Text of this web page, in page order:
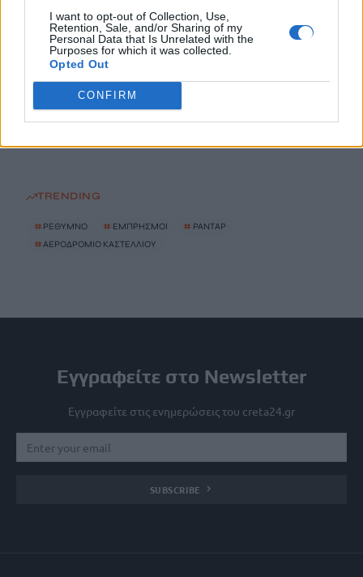
I want to opt-out of Collection, Use,
Retention, Sale, and/or Sharing of my
Personal Data that Is Unrelated with the
Purposes for which it was collected.
Opted Out
CONFIRM
Θεοδωρικάκος: Συμβάλλουμε στην εθνική ασφάλεια της
πατρίδας μας με νέο αναπτυξιακό καθεστώς για την Άμυνα
7 Αυγούστου, 2026
Αεροδρόμιο Καστελλίου: Όλα έτοιμα για την υπογραφή της
σύμβασης για τα ραντάρ
TRENDING
# ΡΕΘΥΜΝΟ # ΕΜΠΡΗΣΜΟΙ # ΡΑΝΤΑΡ
#ΑΕΡΟΔΡΟΜΙΟ ΚΑΣΤΕΛΛΙΟΥ
Εγγραφείτε στο Newsletter
Εγγραφείτε στις ενημερώσεις του creta24.gr
SUBSCRIBE